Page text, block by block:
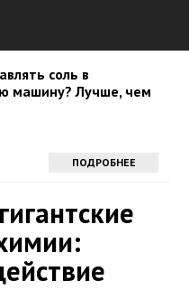
соль в
машину? Лучше, чем
ПОДРОБНЕЕ